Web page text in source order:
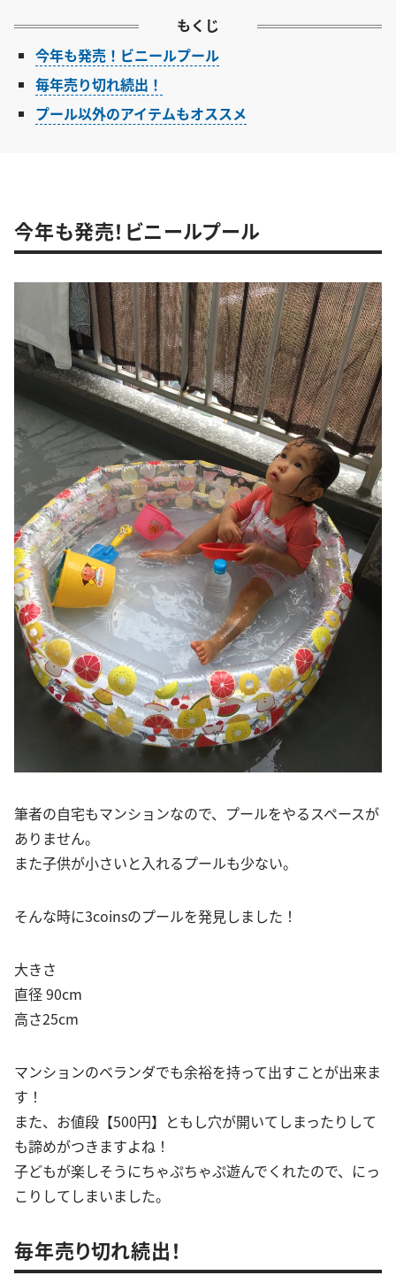
もくじ
今年も発売！ビニールプール
毎年売り切れ続出！
プール以外のアイテムもオススメ
今年も発売！ビニールプール
筆者の自宅もマンションなので、プールをやるスペースが
ありません。
また子供が小さいと入れるプールも少ない。
そんな時に3coinsのプールを発見しました！
大きさ
直径 90cm
高さ25cm
マンションのベランダでも余裕を持って出すことが出来ま
す！
また、お値段【500円】ともし穴が開いてしまったりして
も諦めがつきますよね！
子どもが楽しそうにちゃぷちゃぷ遊んでくれたので、にっ
こりしてしまいました。
毎年売り切れ続出！